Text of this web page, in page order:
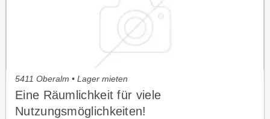
5411 Oberalm • Lager mieten
Eine Räumlichkeit für viele
Nutzungsmöglichkeiten!